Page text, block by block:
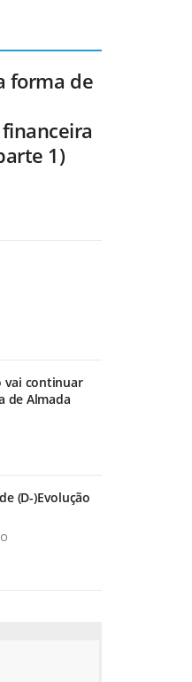
forma de
1)
vai continuar
de Almada
(D-)Evolução